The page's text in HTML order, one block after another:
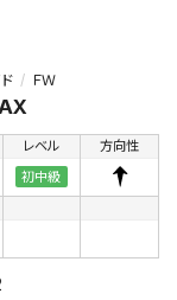
ＦＷ
レベル
初中級
方向性